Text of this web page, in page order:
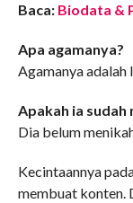
Baca: Biodata &
Apa agamanya?
Agamanya adalah
Apakah ia sudah
Dia belum
Kecintaannya
membuat konten.